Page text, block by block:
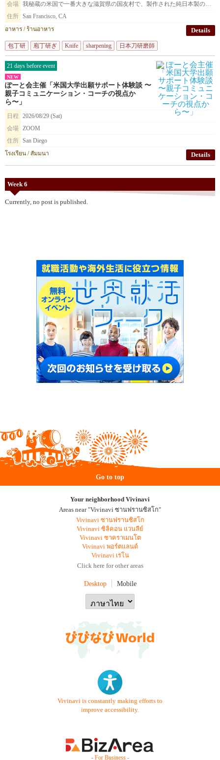
会場
我秘蔵の米国で一番大きな滋賀県の国友村で、製作された純日本製の種子島火縄銃を展示致します。
住所 San Francisco, CA
อาหาร / ร้านอาหาร
Details
包丁研 庖丁研ぎ Knife sharpening 日本刀研磨師
21 days before event
NEW
ぽーと会主催「米国大学出願サポート体験談 〜
親子コミュニケーション・コーチの視点か
ら〜」
日程
2026/08/29 (Sat)
会場 ZOOM
住所 San Diego
โรงเรียน / สัมมนา
Details
Week 6
Currently, no post is published.
Go to top
Your neighborhood Vivinavi
Areas near "Vivinavi ซานฟรานซิสโก"
Vivinavi ซานฟรานซิสโก
Vivinavi ซิลิคอน แวนลีย์
Vivinavi ซาคราเมนโต
Vivinavi พอร์ตแลนด์
Vivinavi เรโน
Click here for other areas
Desktop Mobile
Vivinavi is constantly making efforts to
improve accessibility.
- For Business -